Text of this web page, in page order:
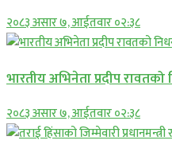
२०८३ असार ७, आईतवार ०२:३८
भारतीय अभिनेता प्रदीप रावतको
२०८३ असार ७, आईतवार ०२:३८